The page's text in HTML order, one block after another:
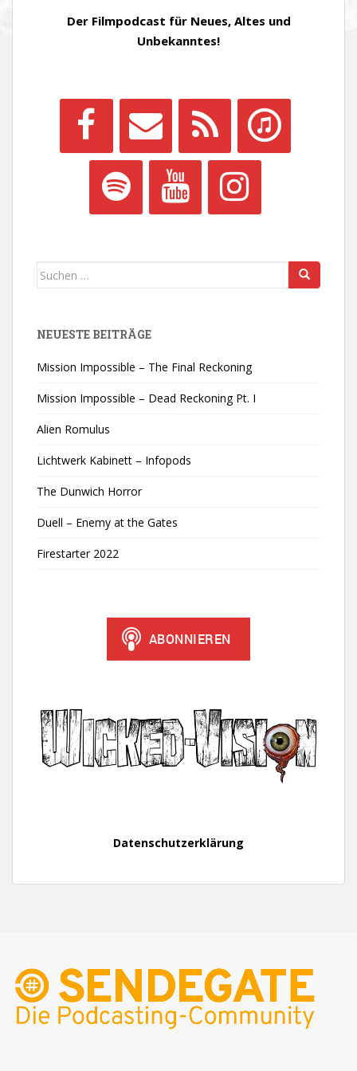
Der Filmpodcast für Neues, Altes und
Unbekanntes!
Suchen
NEUESTE BEITRÄGE
Mission Impossible – The Final Reckoning
Mission Impossible – Dead Reckoning Pt. I
Alien Romulus
Lichtwerk Kabinett – Infopods
The Dunwich Horror
Duell – Enemy at the Gates
Firestarter 2022
Datenschutzerklärung